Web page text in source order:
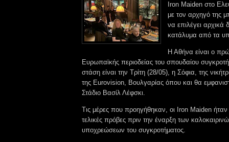
Iron Maiden στο
με τον αρχηγό της
να επιλέγει αρχικά
κατάλυμα από τα
Η Αθήνα είναι ο
Ευρωπαϊκής περιοδείας του σπουδαίου
στάση είναι την Τρίτη (28/05), η Σόφια, της
της Eurovision, Βουλγαρίας όπου και θα
Στάδιο Βασίλ Λέφσκι.
Τις μέρες που προηγήθηκαν, οι Iron Maiden ήταν
τελικές πρόβες πριν την έναρξη των
υποχρεώσεων του συγκροτήματος.